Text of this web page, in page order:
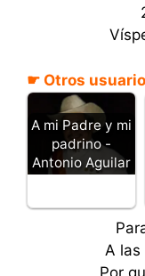
☛ Otros
A mi Padre y mi
padrino -
Antonio Aguilar
A las
Por